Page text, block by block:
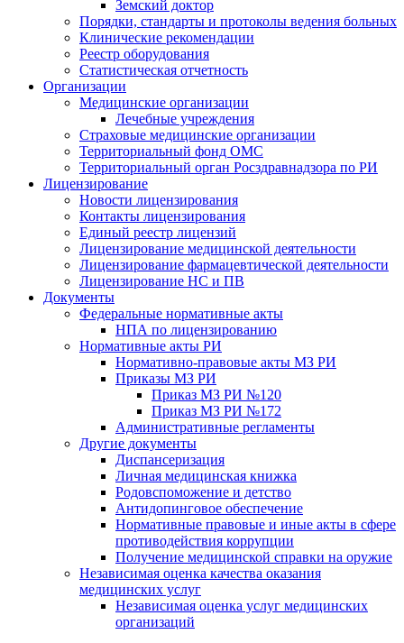
Земский доктор
Порядки, стандарты и протоколы ведения больных
Клинические рекомендации
Реестр оборудования
Статистическая отчетность
Организации
Медицинские организации
Лечебные учреждения
Страховые медицинские организации
Территориальный фонд ОМС
Территориальный орган Росздравнадзора по РИ
Лицензирование
Новости лицензирования
Контакты лицензирования
Единый реестр лицензий
Лицензирование медицинской деятельности
Лицензирование фармацевтической деятельности
Лицензирование НС и ПВ
Документы
Федеральные нормативные акты
НПА по лицензированию
Нормативные акты РИ
Нормативно-правовые акты МЗ РИ
Приказы МЗ РИ
Приказ МЗ РИ №120
Приказ МЗ РИ №172
Административные регламенты
Другие документы
Диспансеризация
Личная медицинская книжка
Родовспоможение и детство
Антидопинговое обеспечение
Нормативные правовые и иные акты в сфере
противодействия коррупции
Получение медицинской справки на оружие
Независимая оценка качества оказания
медицинских услуг
Независимая оценка услуг медицинскиx
организаций